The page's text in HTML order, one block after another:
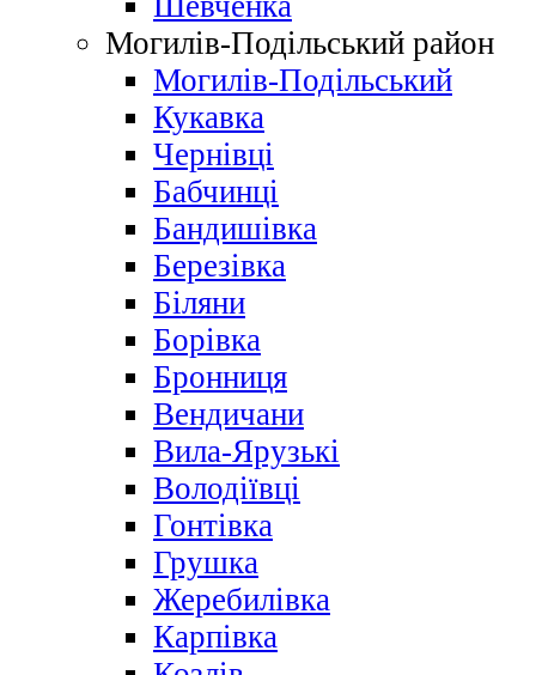
Могилів-Подільський район
Могилів-Подільський
Кукавка
Чернівці
Бабчинці
Бандишівка
Березівка
Біляни
Борівка
Бронниця
Вендичани
Вила-Ярузькі
Володіївці
Гонтівка
Грушка
Жеребилівка
Карпівка